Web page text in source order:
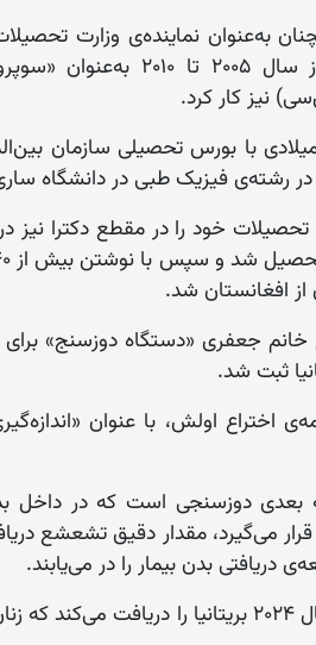
به‌عنوان نماینده‌ی وزارت
اتمی افغانستان نیز عضویت داشت و
نیز کار کرد.
جعفری در ماه اکتبر سال ۲۰۱۰ میلادی با بورس تحصیلی
رشته‌‌ی فیزیک طبی در دانشگاه
خود را در مقطع دکترا نیز
افغانستان شد.
جعفری «دستگاه دوزسنج»
اختراع اولش، با عنوان
دوزسنجی است که در داخل بدن
می‌گیرد، مقدار دقیق تشعشع
بدن بیمار را در می‌یابند.
در حالی خانم جعفری جایزه «دینامیک» سال ۲۰۲۴